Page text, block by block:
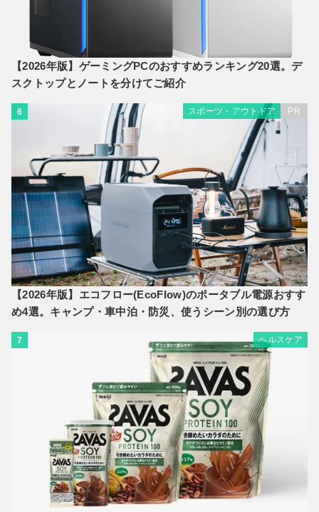
【2026年版】ゲーミングPCのおすすめランキング20選。デ
スクトップとノートを分けてご紹介
6 スポーツ・アウトドア PR
【2026年版】エコフロー(EcoFlow)のポータブル電源おすす
め4選。キャンプ・車中泊・防災、使うシーン別の選び方
7 ヘルスケア